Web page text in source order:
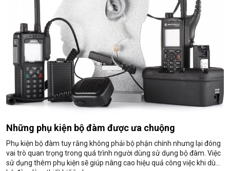
Những phụ kiện bộ đàm được ưa chuộng
Phụ kiện bộ đàm tuy rằng không phải bộ phận chính nhưng lại đóng
vai trò quan trọng trong quá trình người dùng sử dụng bộ đàm. Việc
sử dụng thêm phụ kiện sẽ giúp nâng cao hiệu quả công việc khi dùng